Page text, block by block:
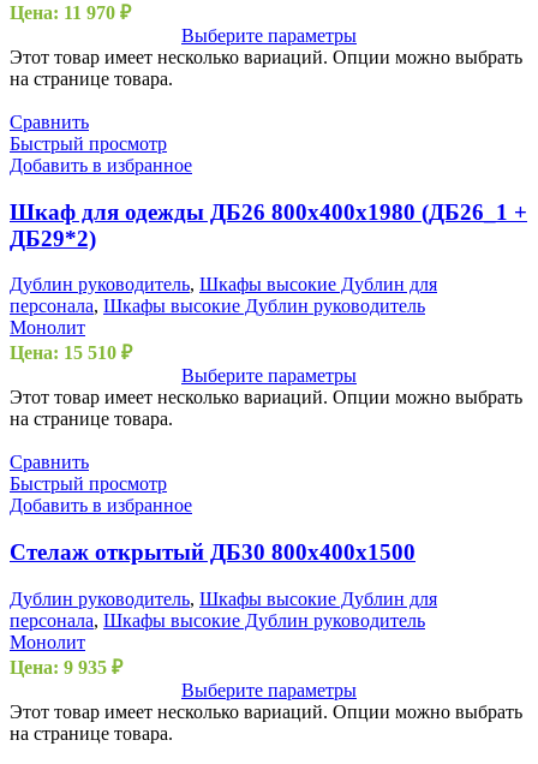
Цена: 11 970 ₽
Выберите параметры
Этот товар имеет несколько вариаций. Опции можно выбрать
на странице товара.
Сравнить
Быстрый просмотр
Добавить в избранное
Шкаф для одежды ДБ26 800х400х1980 (ДБ26_1 +
ДБ29*2)
Дублин руководитель, Шкафы высокие Дублин для
персонала, Шкафы высокие Дублин руководитель
Монолит
Цена: 15 510 ₽
Выберите параметры
Этот товар имеет несколько вариаций. Опции можно выбрать
на странице товара.
Сравнить
Быстрый просмотр
Добавить в избранное
Стелаж открытый ДБ30 800х400х1500
Дублин руководитель, Шкафы высокие Дублин для
персонала, Шкафы высокие Дублин руководитель
Монолит
Цена: 9 935 ₽
Выберите параметры
Этот товар имеет несколько вариаций. Опции можно выбрать
на странице товара.